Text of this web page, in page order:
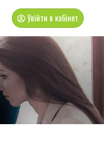
Увійти в кабінет